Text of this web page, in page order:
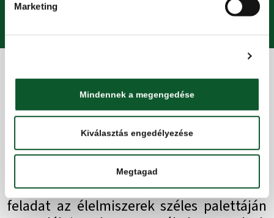
Marketing
Mindennek a megengedése
Kiválasztás engedélyezése
Megtagad
KOMPLEX BÍRÁLATI RENDSZER
A vásárlói igények egyre inkább a
minőségi és a biztonságos élelmiszerek
irányába tolódnak, azonban nem könnyű
feladat az élelmiszerek széles palettáján